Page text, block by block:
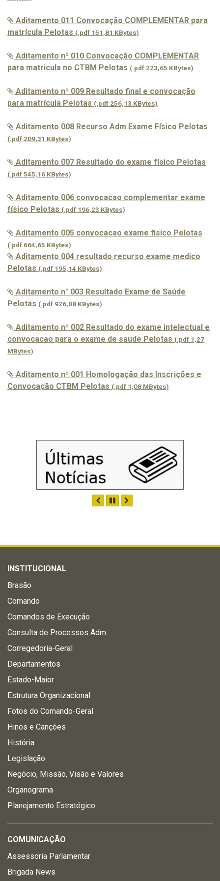
Aditamento 011 Convocação COMPLEMENTAR para
matrícula Pelotas (.pdf 151,81 KBytes)
Aditamento nº 010 Convocação COMPLEMENTAR
para matricula no CTBM Pelotas (.pdf 223,65 KBytes)
Aditamento nº 009 Resultado final e convocação
para matrícula Pelotas (.pdf 256,13 KBytes)
Aditamento 008 Recurso Adm Exame Físico Pelotas
(.pdf 209,31 KBytes)
Aditamento 007 Resultado do exame físico Pelotas
(.pdf 545,16 KBytes)
Aditamento 006 convocacao complementar exame
físico Pelotas (.pdf 196,23 KBytes)
Aditamento 005 convocacao exame fisico Pelotas
(.pdf 664,65 KBytes)
Aditamento 004 resultado recurso exame medico
Pelotas (.pdf 195,14 KBytes)
Aditamento n° 003 Resultado Exame de Saúde
Pelotas (.pdf 926,08 KBytes)
Aditamento nº 002 Resultado do exame intelectual e
convocacao para o exame de saude Pelotas (.pdf 1,27
MBytes)
Aditamento nº 001 Homologação das Inscrições e
Convocação CTBM Pelotas (.pdf 1,08 MBytes)
ANTERIOR
PAUSAR
INSTITUCIONAL
Brasão
Comando
Comandos de Execução
Consulta de Processos Adm.
Corregedoria-Geral
Departamentos
Estado-Maior
Estrutura Organizacional
Fotos do Comando-Geral
Hinos e Canções
História
Legislação
Negócio, Missão, Visão e Valores
Organograma
Planejamento Estratégico
COMUNICAÇÃO
Assessoria Parlamentar
Brigada News